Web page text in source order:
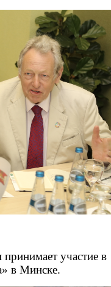
принимает участие в
в Минске.